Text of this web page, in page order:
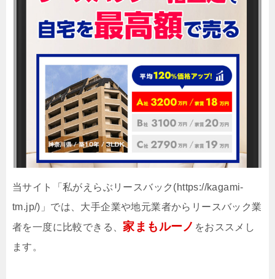
当サイト「私がえらぶリースバック(https://kagami-
tm.jp/)」では、大手企業や地元業者からリースバック業
者を一度に比較できる、家まもルーノ をおススメし
ます。